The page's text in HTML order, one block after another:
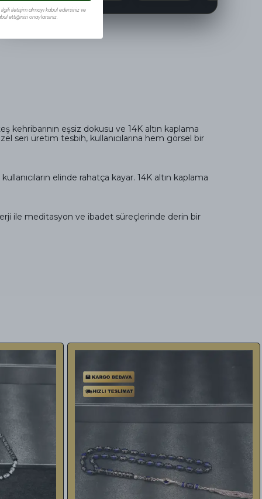
eşsiz dokusu ve 14K altın kaplama
seri üretim tesbih, kullanıcılarına hem görsel bir
elinde rahatça kayar. 14K altın kaplama
ile meditasyon ve ibadet süreçlerinde derin bir
iletişim almayı kabul edersiniz ve
ettiğinizi onaylarsınız.